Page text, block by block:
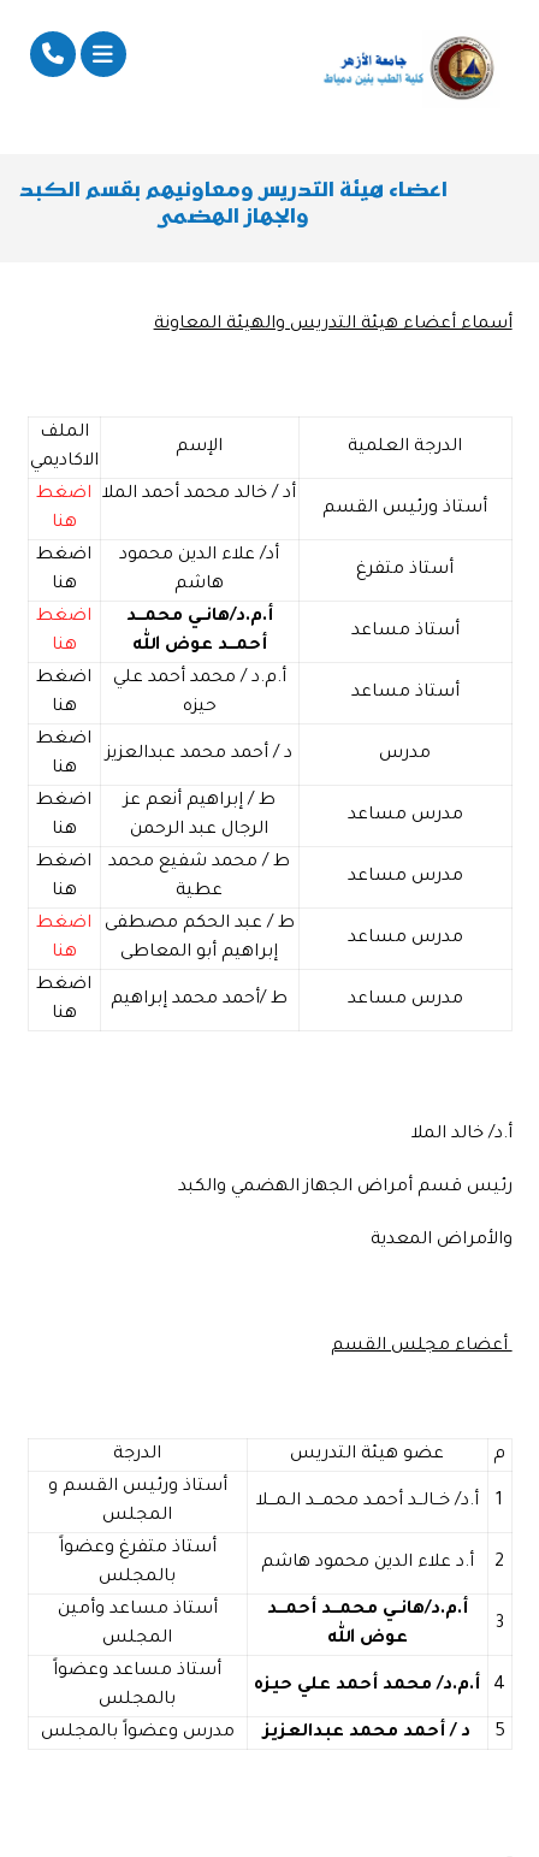
اعضاء هيئة التدريس ومعاونيهم بقسم الكبد
والجهاز الهضمى
أسماء أعضاء هيئة التدريس والهيئة المعاونة
الدرجة العلمية الإسم
الملف
الاكاديمي
أستاذ ورئيس القسم
أد / خالد محمد أحمد الملا
اضغط
هنا
أستاذ متفرغ
أد/ علاء الدين محمود
هاشم
اضغط
هنا
أستاذ مساعد
أ.م.د/هانــي محمـــد
أحمـــد عوض الله
اضغط
هنا
أستاذ مساعد
أ.م.د / محمد أحمد علي
حيزه
اضغط
هنا
مدرس د / أحمد محمد عبدالعزيز
اضغط
هنا
مدرس مساعد
ط / إبراهيم أنعم عز
الرجال عبد الرحمن
اضغط
هنا
مدرس مساعد
ط / محمد شفيع محمد
عطية
اضغط
هنا
مدرس مساعد
ط / عبد الحكم مصطفى
إبراهيم أبو المعاطى
اضغط
هنا
مدرس مساعد ط /أحمد محمد إبراهيم
اضغط
هنا
أ.د/ خالد الملا
رئيس قسم أمراض الجهاز الهضمي والكبد
والأمراض المعدية
أعضاء مجلس القسم
م عضو هيئة التدريس الدرجة
1 أ.د/ خــالــد أحمـد محمـــد الـمـــلا
أستاذ ورئيس القسم و
المجلس
2 أ.د علاء الدين محمود هاشم
أستاذ متفرغ وعضواً
بالمجلس
3
أ.م.د/هانــي محمـــد أحمـــد
عوض الله
أستاذ مساعد وأمين
المجلس
4 أ.م.د/ محمد أحمد علي حيزه
أستاذ مساعد وعضواً
بالمجلس
5
د / أحمد محمد عبدالعزيز مدرس وعضواً بالمجلس